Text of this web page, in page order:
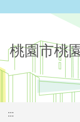
桃園市桃
:::